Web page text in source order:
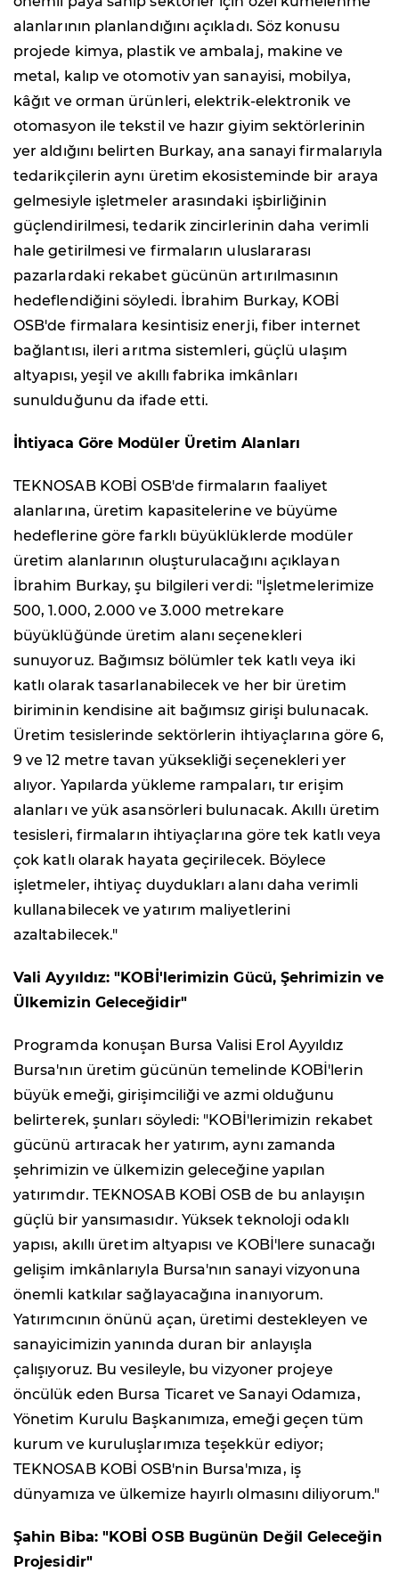
alanlarının planlandığını açıkladı. Söz konusu
projede kimya, plastik ve ambalaj, makine ve
metal, kalıp ve otomotiv yan sanayisi, mobilya,
kâğıt ve orman ürünleri, elektrik-elektronik ve
otomasyon ile tekstil ve hazır giyim sektörlerinin
yer aldığını belirten Burkay, ana sanayi firmalarıyla
tedarikçilerin aynı üretim ekosisteminde bir araya
gelmesiyle işletmeler arasındaki işbirliğinin
güçlendirilmesi, tedarik zincirlerinin daha verimli
hale getirilmesi ve firmaların uluslararası
pazarlardaki rekabet gücünün artırılmasının
hedeflendiğini söyledi. İbrahim Burkay, KOBİ
OSB'de firmalara kesintisiz enerji, fiber internet
bağlantısı, ileri arıtma sistemleri, güçlü ulaşım
altyapısı, yeşil ve akıllı fabrika imkânları
sunulduğunu da ifade etti.
İhtiyaca Göre Modüler Üretim Alanları
TEKNOSAB KOBİ OSB'de firmaların faaliyet
alanlarına, üretim kapasitelerine ve büyüme
hedeflerine göre farklı büyüklüklerde modüler
üretim alanlarının oluşturulacağını açıklayan
İbrahim Burkay, şu bilgileri verdi: "İşletmelerimize
500, 1.000, 2.000 ve 3.000 metrekare
büyüklüğünde üretim alanı seçenekleri
sunuyoruz. Bağımsız bölümler tek katlı veya iki
katlı olarak tasarlanabilecek ve her bir üretim
biriminin kendisine ait bağımsız girişi bulunacak.
Üretim tesislerinde sektörlerin ihtiyaçlarına göre 6,
9 ve 12 metre tavan yüksekliği seçenekleri yer
alıyor. Yapılarda yükleme rampaları, tır erişim
alanları ve yük asansörleri bulunacak. Akıllı üretim
tesisleri, firmaların ihtiyaçlarına göre tek katlı veya
çok katlı olarak hayata geçirilecek. Böylece
işletmeler, ihtiyaç duydukları alanı daha verimli
kullanabilecek ve yatırım maliyetlerini
azaltabilecek."
Vali Ayyıldız: "KOBİ'lerimizin Gücü, Şehrimizin ve
Ülkemizin Geleceğidir"
Programda konuşan Bursa Valisi Erol Ayyıldız
Bursa'nın üretim gücünün temelinde KOBİ'lerin
büyük emeği, girişimciliği ve azmi olduğunu
belirterek, şunları söyledi: "KOBİ'lerimizin rekabet
gücünü artıracak her yatırım, aynı zamanda
şehrimizin ve ülkemizin geleceğine yapılan
yatırımdır. TEKNOSAB KOBİ OSB de bu anlayışın
güçlü bir yansımasıdır. Yüksek teknoloji odaklı
yapısı, akıllı üretim altyapısı ve KOBİ'lere sunacağı
gelişim imkânlarıyla Bursa'nın sanayi vizyonuna
önemli katkılar sağlayacağına inanıyorum.
Yatırımcının önünü açan, üretimi destekleyen ve
sanayicimizin yanında duran bir anlayışla
çalışıyoruz. Bu vesileyle, bu vizyoner projeye
öncülük eden Bursa Ticaret ve Sanayi Odamıza,
Yönetim Kurulu Başkanımıza, emeği geçen tüm
kurum ve kuruluşlarımıza teşekkür ediyor;
TEKNOSAB KOBİ OSB'nin Bursa'mıza, iş
dünyamıza ve ülkemize hayırlı olmasını diliyorum."
Şahin Biba: "KOBİ OSB Bugünün Değil Geleceğin
Projesidir"